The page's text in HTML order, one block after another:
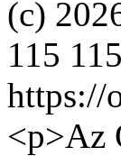
(c)
115 115
https://
<p>Az